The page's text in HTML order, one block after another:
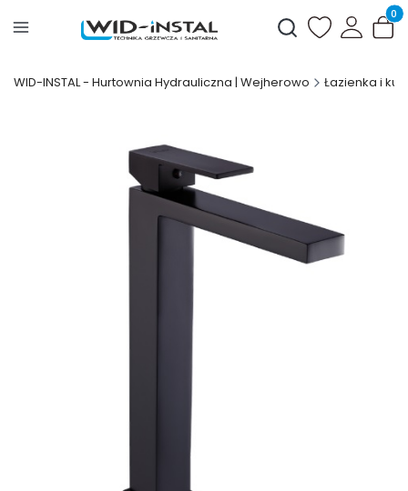
Otwórz
WID-INSTAL - Hurtownia Hydrauliczna | Wejherowo Łazienka i